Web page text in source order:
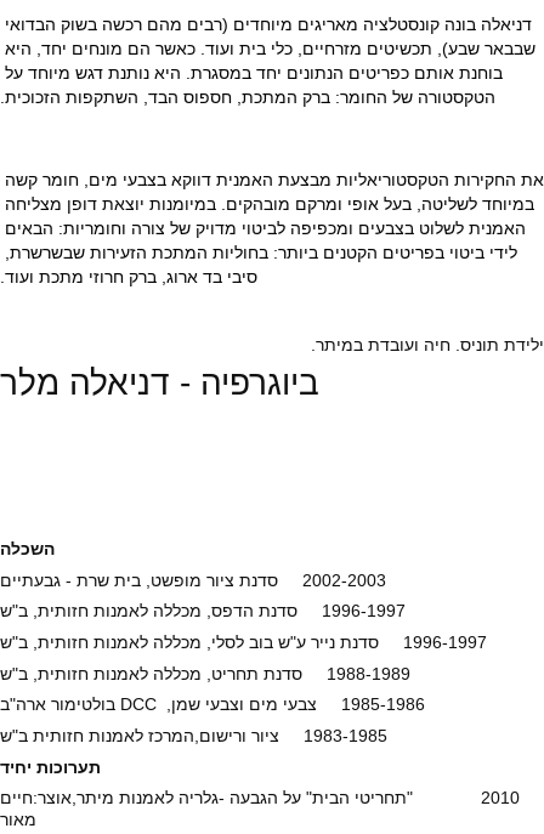
הטקסטורה של החומר: ברק המתכת, חספוס הבד, השתקפות הזכוכית.
סיבי בד ארוג, ברק חרוזי מתכת ועוד.
ילידת תוניס. חיה ועובדת במיתר.
ביוגרפיה - דניאלה מלר
השכלה
2002-2003 סדנת ציור מופשט, בית שרת - גבעתיים
1996-1997 סדנת הדפס, מכללה לאמנות חזותית, ב"ש
1996-1997 סדנת נייר ע"ש בוב לסלי, מכללה לאמנות חזותית, ב"ש
1988-1989 סדנת תחריט, מכללה לאמנות חזותית, ב"ש
1985-1986 צבעי מים וצבעי שמן, DCC בולטימור ארה"ב
1983-1985 ציור ורישום,המרכז לאמנות חזותית ב"ש
תערוכות יחיד
2010 "תחריטי הבית" על הגבעה -גלריה לאמנות מיתר,אוצר:חיים
מאור